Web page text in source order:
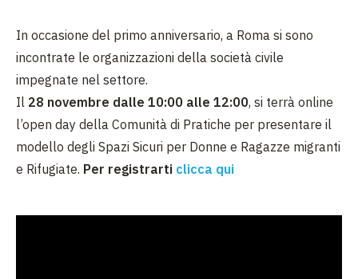
In occasione del primo anniversario, a Roma si sono
incontrate le organizzazioni della società civile
impegnate nel settore.
Il 28 novembre dalle 10:00 alle 12:00, si terrà online
l’open day della Comunità di Pratiche per presentare il
modello degli Spazi Sicuri per Donne e Ragazze migranti
e Rifugiate. Per registrarti clicca qui